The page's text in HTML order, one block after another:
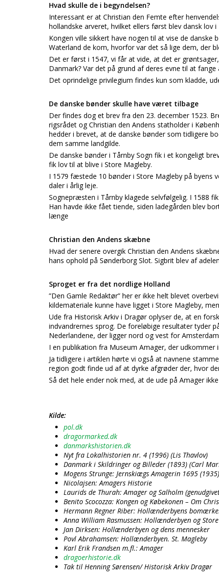
Hvad skulle de i begyndelsen?
Interessant er at Christian den Femte efter
hollandske arveret, hvilket ellers først blev dansk lov i
Kongen ville sikkert have nogen til at vise de
Waterland de kom, hvorfor var det så lige dem, der
Det er først i 1547, vi får at vide, at det er
Danmark? Var det på grund af deres evne til at fange
Det oprindelige privilegium findes kun som kladde,
De danske bønder skulle have været tilbage
Der findes dog et brev fra den 23. december 1523.
rigsrådet og Christian den Andens statholder i
hedder i brevet, at de danske bønder som tidligere
dem samme landgilde.
De danske bønder i Tårnby Sogn fik i et kongeligt
fik lov til at blive i Store Magleby.
I 1579 fæstede 10 bønder i Store Magleby på byens
daler i årlig leje.
Sognepræsten i Tårnby klagede selvfølgelig. I 1588
Han havde ikke fået tiende, siden ladegården blev
længe
Christian den Andens skæbne
Hvad der senere overgik Christian den Andens
hans ophold på Sønderborg Slot. Sigbrit blev af
Sproget er fra det nordlige Holland
”Den Gamle Redaktør” her er ikke helt blevet
kildemateriale kunne have ligget i Store Magleby,
Ude fra Historisk Arkiv i Dragør oplyser de, at en
indvandrernes sprog. De foreløbige resultater tyder
Nederlandene, der ligger nord og vest for
I en publikation fra Museum Amager, der
Ja tidligere i artiklen hørte vi også at navnene
region godt finde ud af at dyrke afgrøder der, hvor
Så det hele ender nok med, at de ude på Amager
Kilde:
pol.dk
dragormarked.dk
danmarkshistorien.dk
Nyt fra Lokalhistorien nr. 4 (1996) (Lis Thavlov)
Danmark i Skildringer og Billeder (1893) (Carl
Mogens Strunge: Jernskiægs Amagerin 1695 (1935)
Nicolajsen: Amagers Historie
Laurids de Thurah: Amager og Salholm
Benito Scocozza: Kongen og Købekonen – Om
Hermann Regner Riber: Hollænderbyens
Anna William Rasmussen: Hollænderbyen og
Jan Dirksen: Hollænderbyen og dens mennesker
Povl Abrahamsen: Hollænderbyen. St. Magleby
Karl Erik Frandsen m.fl.: Amager
dragoerhistorie.dk
Tak til Henning Sørensen/ Historisk Arkiv Dragør